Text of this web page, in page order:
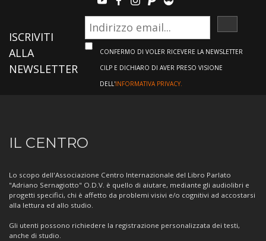
ISCRIVITI
ALLA
NEWSLETTER
CONFERMO DI VOLER RICEVERE LA NEWSLETTER
CILP E DICHIARO DI AVER PRESO VISIONE
DELL'INFORMATIVA PRIVACY.
Informazioni
sul
Centro
IL CENTRO
Lo scopo dell'Associazione Centro Internazionale del Libro Parlato
"Adriano Sernagiotto" O.D.V. è quello di aiutare, mediante gli audiolibri e
progetti specifici, chi è affetto da problemi visivi e/o cognitivi ad accostarsi
alla lettura ed allo studio.
Gli utenti possono richiedere la registrazione personalizzata dei testi,
anche di studio.